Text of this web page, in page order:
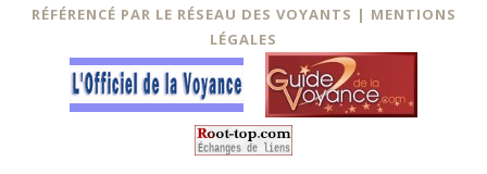
RÉFÉRENCÉ PAR LE RÉSEAU DES VOYANTS | MENTIONS
LÉGALES